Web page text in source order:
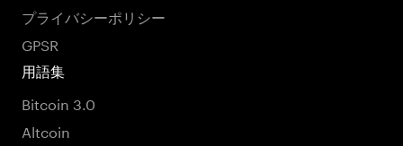
プライバシーポリシー
GPSR
用語集
Bitcoin 3.0
Altcoin